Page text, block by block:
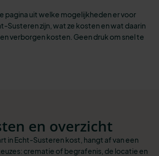
pagina uit welke mogelijkheden er voor
Susteren zijn, wat ze kosten en wat daarin
verborgen kosten. Geen druk om snel te
en overzicht
in Echt-Susteren kost, hangt af van een
crematie of begrafenis, de locatie en